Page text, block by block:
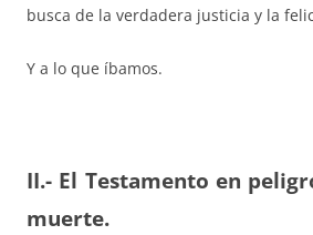
busca de la verdadera justicia y la
Y a lo que íbamos.
II.- El Testamento en
muerte.